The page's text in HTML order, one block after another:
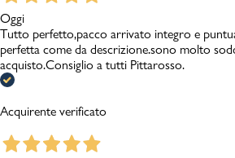
Oggi
Tutto perfetto,pacco arrivato integro e
perfetta come da descrizione.sono molto
acquisto.Consiglio a tutti Pittarosso.
Acquirente verificato